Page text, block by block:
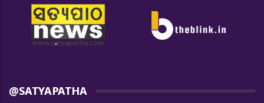
@SATYAPATHA